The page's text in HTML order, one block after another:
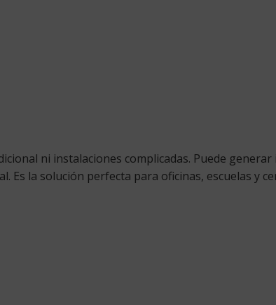
ni instalaciones complicadas. Puede
Es la solución perfecta para oficinas, escuelas y